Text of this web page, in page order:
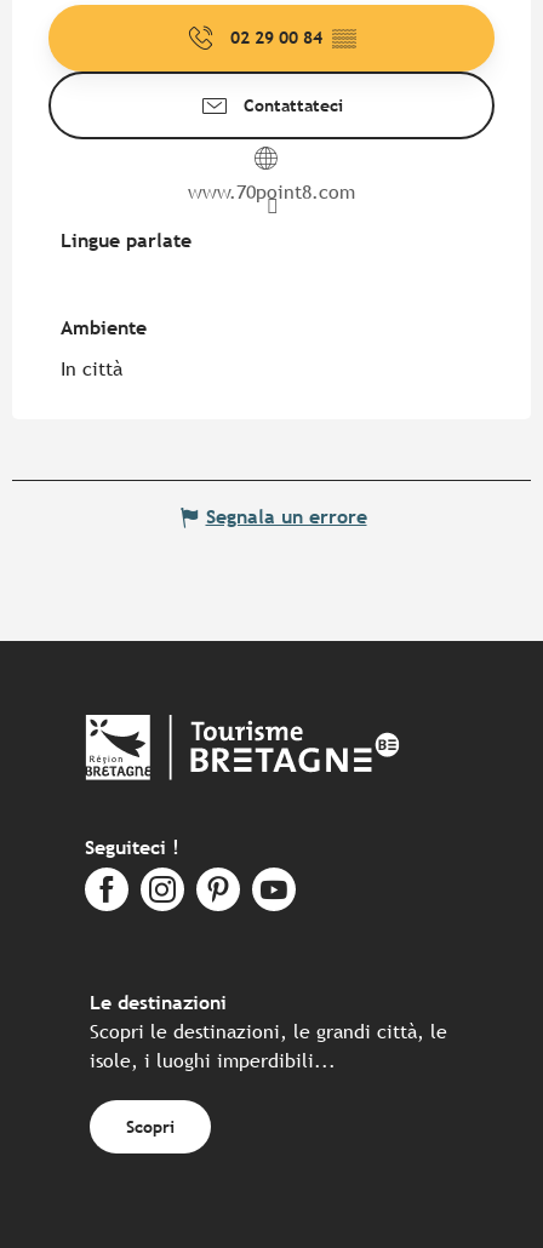
02 29 00 84 ▒▒
Contattateci
www.70point8.com
Lingue parlate
Lingue parlate
Ambiente
Ambiente
In città
Segnala un errore
Seguiteci !
Le destinazioni
Scopri le destinazioni, le grandi città, le
isole, i luoghi imperdibili...
Scopri